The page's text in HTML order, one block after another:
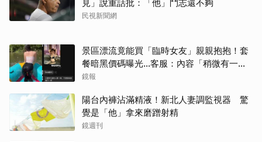
見」說重話批：「他」鬥志還不夠
民視新聞網
景區漂流竟能買「臨時女友」親親抱抱！套
餐暗黑價碼曝光…客服：內容「稍微有一點
尺度」
鏡報
陽台內褲沾滿精液！新北人妻調監視器 驚
覺是「他」拿來磨蹭射精
鏡週刊